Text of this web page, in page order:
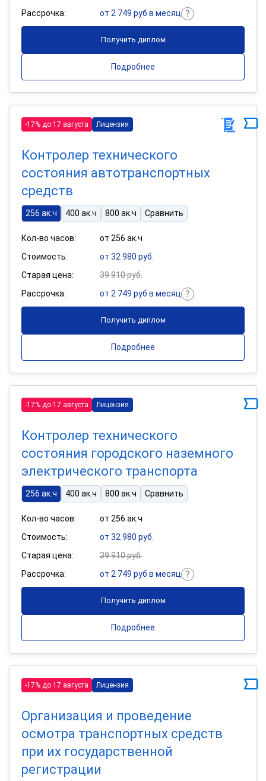
Рассрочка:
от 2 749 руб в месяц
Получить диплом
Подробнее
-17% до 17 августа Лицензия
Контролер технического
состояния автотранспортных
средств
256 ак.ч 400 ак.ч 800 ак.ч Сравнить
Кол-во часов:
от 256 ак.ч
Стоимость:
от 32 980 руб.
Старая цена:
39 910 руб.
Рассрочка:
от 2 749 руб в месяц
Получить диплом
Подробнее
-17% до 17 августа Лицензия
Контролер технического
состояния городского наземного
электрического транспорта
256 ак.ч 400 ак.ч 800 ак.ч Сравнить
Кол-во часов:
от 256 ак.ч
Стоимость:
от 32 980 руб.
Старая цена:
39 910 руб.
Рассрочка:
от 2 749 руб в месяц
Получить диплом
Подробнее
-17% до 17 августа Лицензия
Организация и проведение
осмотра транспортных средств
при их государственной
регистрации